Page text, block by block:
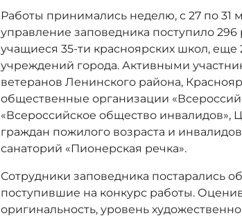
Работы принимались неделю, с 27 по 31
управление заповедника поступило 296
учащиеся 35-ти красноярских школ, еще
учреждений города. Активными
ветеранов Ленинского района,
общественные организации
«Всероссийское общество инвалидов»,
граждан пожилого возраста и
санаторий «Пионерская речка».
Сотрудники заповедника постарались
поступившие на конкурс работы.
оригинальность, уровень